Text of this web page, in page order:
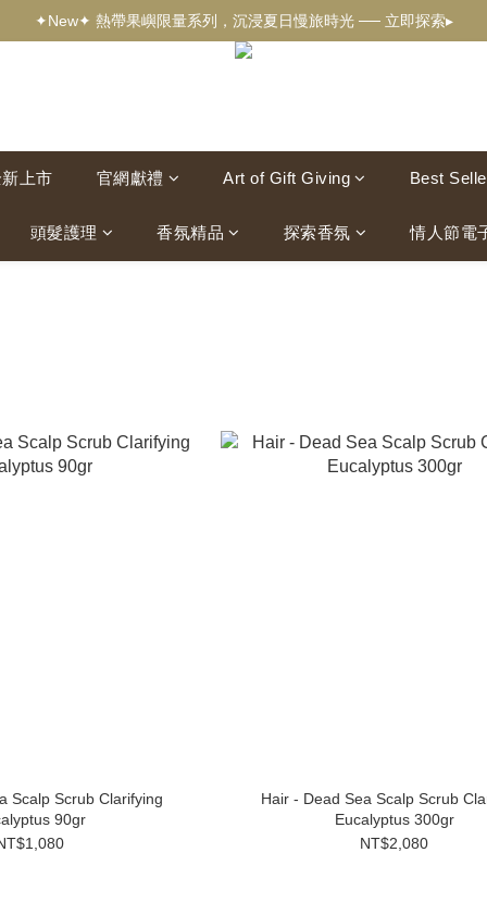
✦新客獨享✦ 首購輸入【welcome】滿$500現折$100 ── 立即選購▸
✦New✦ 熱帶果嶼限量系列，沉浸夏日慢旅時光 ── 立即探索▸
✦新客獨享✦ 首購輸入【welcome】滿$500現折$100 ── 立即選購▸
上市 官網獻禮 Art of Gift Giving Best
頭髮護理 香氛精品 探索香氛 情人節電
Scalp Scrub Clarifying
90gr
Hair - Dead Sea Scalp Scrub
Eucalyptus 300gr
NT$2,080